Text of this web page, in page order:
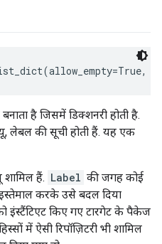
*,
है जिसमें डिक्शनरी होती है.
लेबल की सूची होती हैं. यह एक
शामिल हैं. Label की जगह कोई
करके उसे बदल दिया
इंस्टैंटिएट किए गए टारगेट के पैकेज
में ऐसी रिपॉज़िटरी भी शामिल